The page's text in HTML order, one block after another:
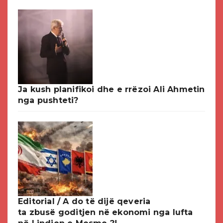
Ja kush planifikoi dhe e rrëzoi Ali Ahmetin
nga pushteti?
Editorial / A do të dijë qeveria
ta zbusë goditjen në ekonomi nga lufta